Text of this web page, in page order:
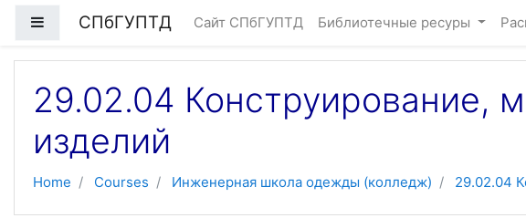
Side panel
СПбГУПТД Сайт СПбГУПТД Библиотечные ресуры
29.02.04 Конструирование,
изделий
Home Courses Инженерная школа одежды (колледж) 29.02.04